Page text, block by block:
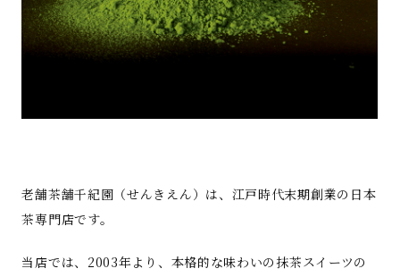
老舗茶舗千紀園（せんきえん）は、江戸時代末期創業の日本
茶専門店です。
当店では、2003年より、本格的な味わいの抹茶スイーツの